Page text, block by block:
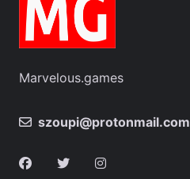
Marvelous.games
szoupi@protonmail.com